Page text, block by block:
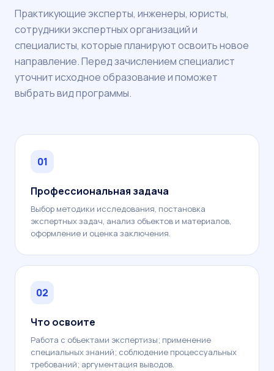
Практикующие эксперты, инженеры, юристы,
сотрудники экспертных организаций и
специалисты, которые планируют освоить новое
направление. Перед зачислением специалист
уточнит исходное образование и поможет
выбрать вид программы.
01
Профессиональная задача
Выбор методики исследования, постановка
экспертных задач, анализ объектов и материалов,
оформление и оценка заключения.
02
Что освоите
Работа с объектами экспертизы; применение
специальных знаний; соблюдение процессуальных
требований; аргументация выводов.